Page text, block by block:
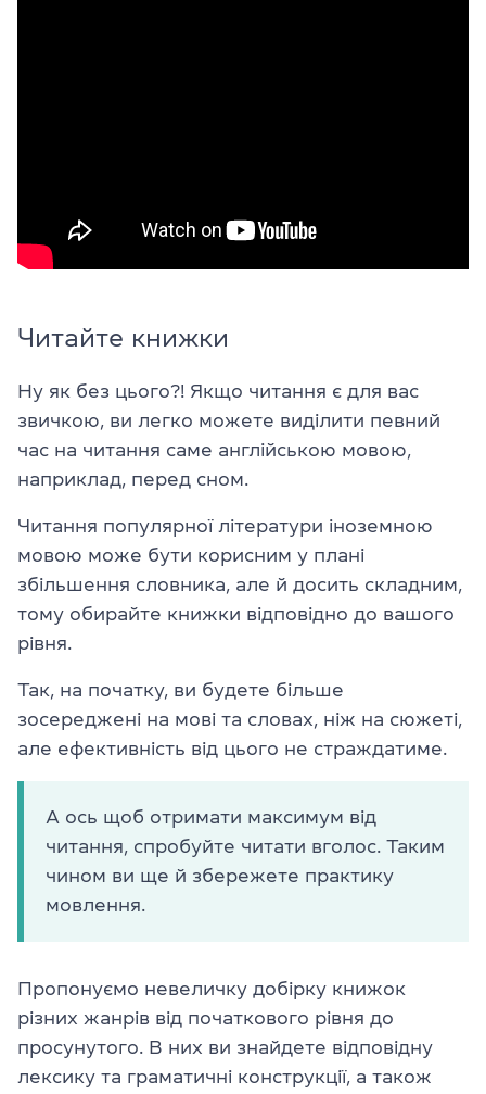
Читайте книжки
Ну як без цього?! Якщо читання є для вас
звичкою, ви легко можете виділити певний
час на читання саме англійською мовою,
наприклад, перед сном.
Читання популярної літератури іноземною
мовою може бути корисним у плані
збільшення словника, але й досить складним,
тому обирайте книжки відповідно до вашого
рівня.
Так, на початку, ви будете більше
зосереджені на мові та словах, ніж на сюжеті,
але ефективність від цього не страждатиме.
А ось щоб отримати максимум від
читання, спробуйте читати вголос. Таким
чином ви ще й збережете практику
мовлення.
Пропонуємо невеличку добірку книжок
різних жанрів від початкового рівня до
просунутого. В них ви знайдете відповідну
лексику та граматичні конструкції, а також